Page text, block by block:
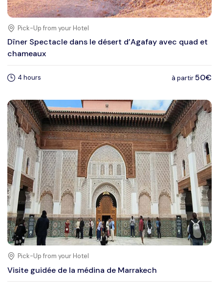
Pick-Up from your Hotel
Dîner Spectacle dans le désert d’Agafay avec quad et
chameaux
4 hours à partir50€
Pick-Up from your Hotel
Visite guidée de la médina de Marrakech